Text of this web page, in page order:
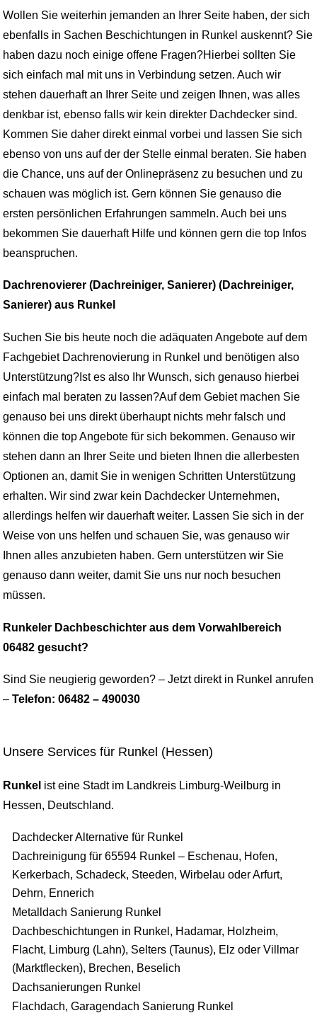
Wollen Sie weiterhin jemanden an Ihrer Seite haben, der sich
ebenfalls in Sachen Beschichtungen in Runkel auskennt? Sie
haben dazu noch einige offene Fragen?Hierbei sollten Sie
sich einfach mal mit uns in Verbindung setzen. Auch wir
stehen dauerhaft an Ihrer Seite und zeigen Ihnen, was alles
denkbar ist, ebenso falls wir kein direkter Dachdecker sind.
Kommen Sie daher direkt einmal vorbei und lassen Sie sich
ebenso von uns auf der der Stelle einmal beraten. Sie haben
die Chance, uns auf der Onlinepräsenz zu besuchen und zu
schauen was möglich ist. Gern können Sie genauso die
ersten persönlichen Erfahrungen sammeln. Auch bei uns
bekommen Sie dauerhaft Hilfe und können gern die top Infos
beanspruchen.
Dachrenovierer (Dachreiniger, Sanierer) (Dachreiniger,
Sanierer) aus Runkel
Suchen Sie bis heute noch die adäquaten Angebote auf dem
Fachgebiet Dachrenovierung in Runkel und benötigen also
Unterstützung?Ist es also Ihr Wunsch, sich genauso hierbei
einfach mal beraten zu lassen?Auf dem Gebiet machen Sie
genauso bei uns direkt überhaupt nichts mehr falsch und
können die top Angebote für sich bekommen. Genauso wir
stehen dann an Ihrer Seite und bieten Ihnen die allerbesten
Optionen an, damit Sie in wenigen Schritten Unterstützung
erhalten. Wir sind zwar kein Dachdecker Unternehmen,
allerdings helfen wir dauerhaft weiter. Lassen Sie sich in der
Weise von uns helfen und schauen Sie, was genauso wir
Ihnen alles anzubieten haben. Gern unterstützen wir Sie
genauso dann weiter, damit Sie uns nur noch besuchen
müssen.
Runkeler Dachbeschichter aus dem Vorwahlbereich
06482 gesucht?
Sind Sie neugierig geworden? – Jetzt direkt in Runkel anrufen
– Telefon: 06482 – 490030
Unsere Services für Runkel (Hessen)
Runkel ist eine Stadt im Landkreis Limburg-Weilburg in
Hessen, Deutschland.
Dachdecker Alternative für Runkel
Dachreinigung für 65594 Runkel – Eschenau, Hofen,
Kerkerbach, Schadeck, Steeden, Wirbelau oder Arfurt,
Dehrn, Ennerich
Metalldach Sanierung Runkel
Dachbeschichtungen in Runkel, Hadamar, Holzheim,
Flacht, Limburg (Lahn), Selters (Taunus), Elz oder Villmar
(Marktflecken), Brechen, Beselich
Dachsanierungen Runkel
Flachdach, Garagendach Sanierung Runkel